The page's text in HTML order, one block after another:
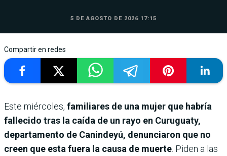
5 DE AGOSTO DE 2026 17:15
Compartir en redes
Este miércoles, familiares de una mujer que habría
fallecido tras la caída de un rayo en Curuguaty,
departamento de Canindeyú, denunciaron que no
creen que esta fuera la causa de muerte . Piden a las